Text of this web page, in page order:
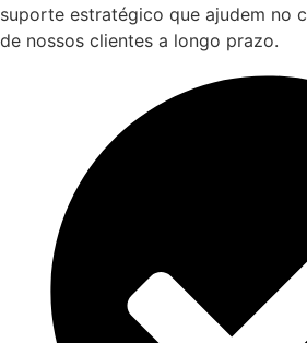
suporte estratégico que ajudem no
de nossos clientes a longo prazo.